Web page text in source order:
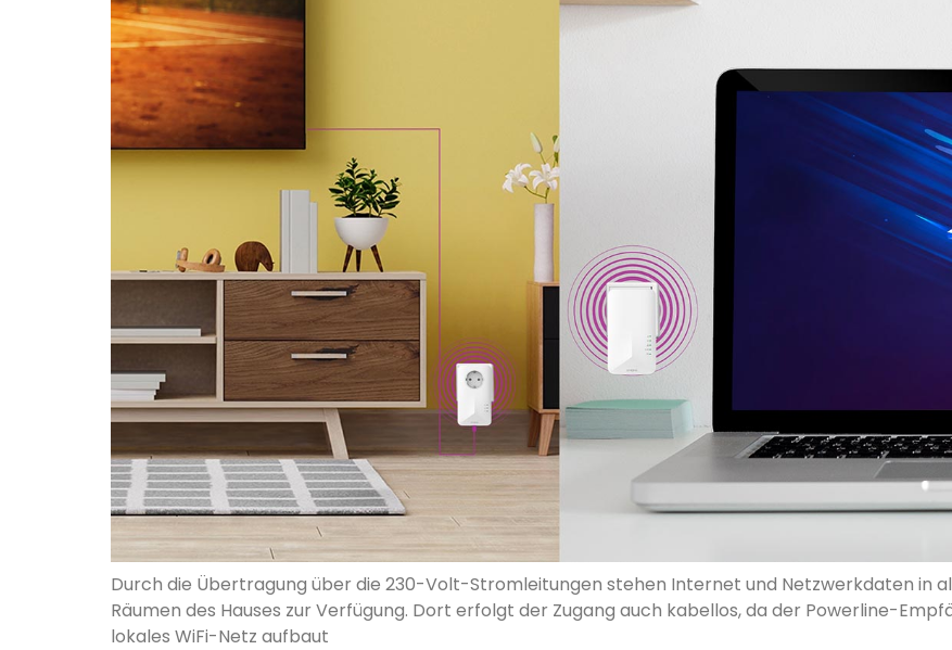
Durch die Übertragung über die 230-Volt-Stromleitungen stehen Internet und Netzwerkdaten in
Räumen des Hauses zur Verfügung. Dort erfolgt der Zugang auch kabellos, da der Powerline-
lokales WiFi-Netz aufbaut